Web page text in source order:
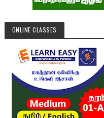
ONLINE CLASSES